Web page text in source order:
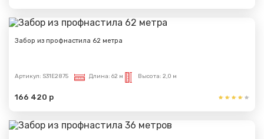
Забор из профнастила 62 метра
Артикул: S31E2875 Длина: 62 м Высота: 2,0 м
166 420 р